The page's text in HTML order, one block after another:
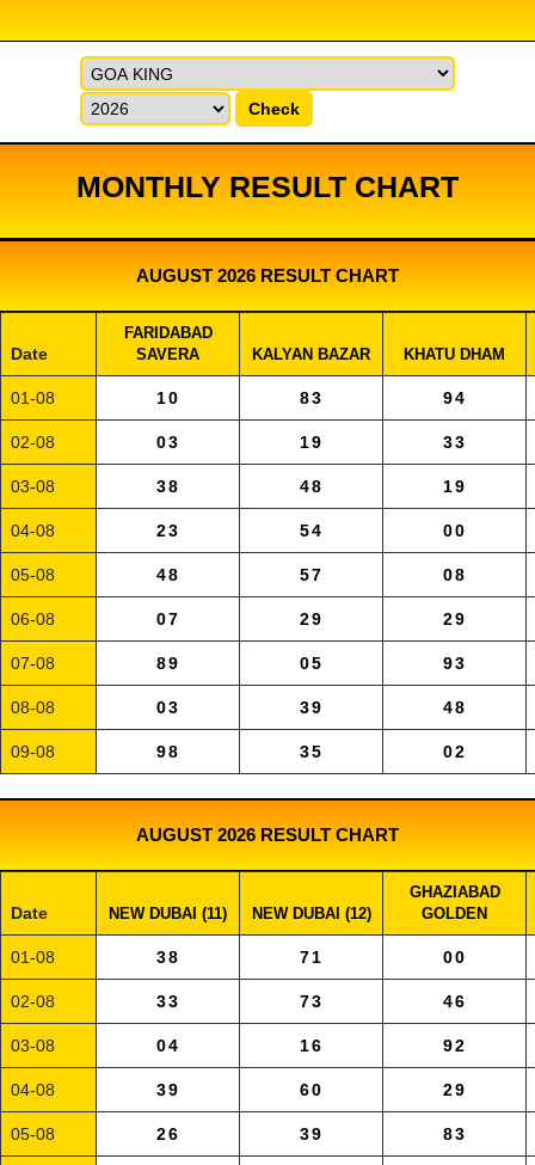
Check
MONTHLY RESULT CHART
AUGUST 2026 RESULT CHART
Date
FARIDABAD
SAVERA
KALYAN BAZAR KHATU DHAM
01-08 10 83 94
02-08 03 19 33
03-08 38 48 19
04-08 23 54 00
05-08 48 57 08
06-08 07 29 29
07-08 89 05 93
08-08 03 39 48
09-08 98 35 02
AUGUST 2026 RESULT CHART
Date NEW DUBAI (11) NEW DUBAI (12)
GHAZIABAD
GOLDEN
01-08 38 71 00
02-08 33 73 46
03-08 04 16 92
04-08 39 60 29
05-08 26 39 83